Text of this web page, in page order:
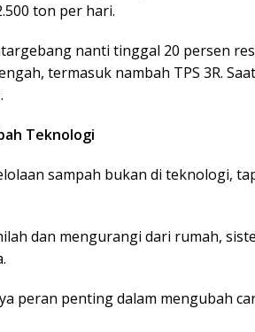
ton per hari.
nanti tinggal 20 persen
termasuk nambah TPS 3R.
Teknologi
sampah bukan di teknologi,
dan mengurangi dari rumah,
peran penting dalam mengubah